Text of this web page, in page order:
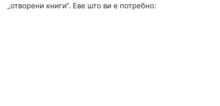
„отворени книги“. Еве што ви е потребно: